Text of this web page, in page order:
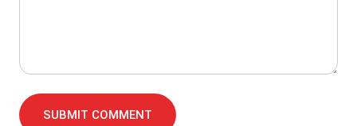
SUBMIT COMMENT